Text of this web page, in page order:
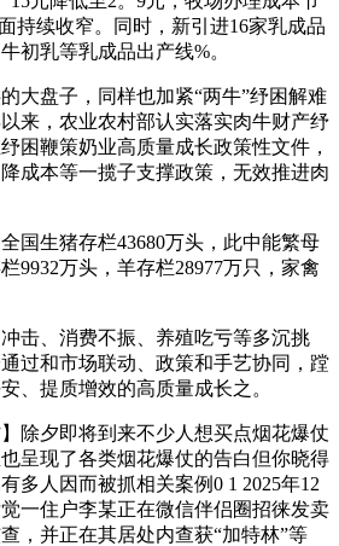
持续收窄。同时，新引进16家乳成品
初乳等乳成品出产线%。
盘子，同样也加紧“两牛”纾困解难
来，农业农村部认实落实肉牛财产纾
困鞭策奶业高质量成长政策性文件，
成本等一揽子支撑政策，无效推进肉
生猪存栏43680万头，此中能繁母
9932万头，羊存栏28977万只，家禽
、消费不振、养殖吃亏等多沉挑
过和市场联动、政策和手艺协同，蹚
、提质增效的高质量成长之。
夕即将到来不少人想买点烟花爆仗
呈现了各类烟花爆仗的告白但你晓得
多人因而被抓相关案例0 1 2025年12
一住户李某正在微信伴侣圈招徕发卖
，并正在其居处内查获“加特林”等